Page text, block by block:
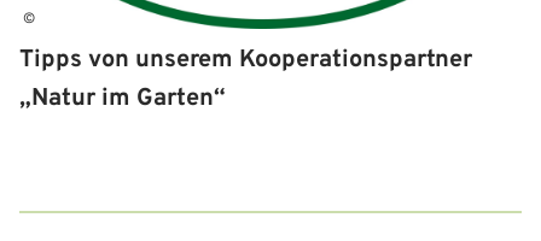
©
Tipps von unserem Kooperationspartner
„Natur im Garten“